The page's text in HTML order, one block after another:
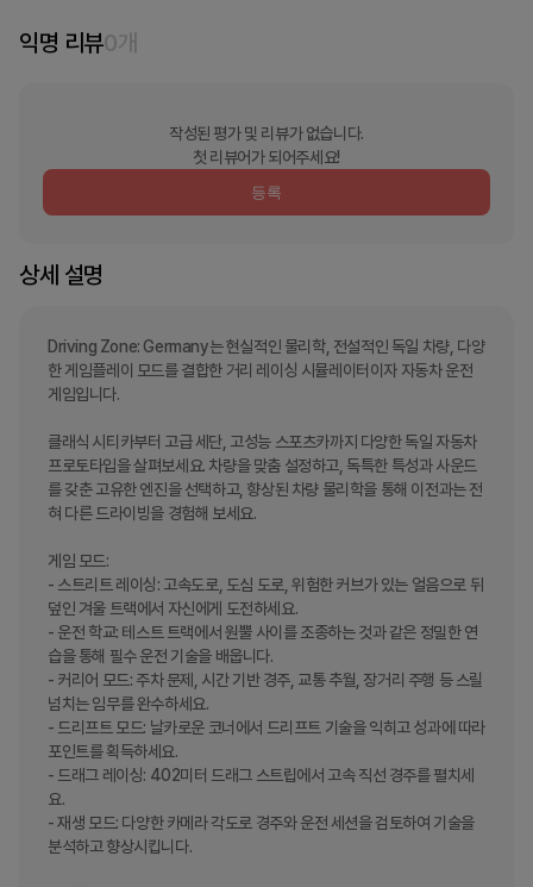
익명 리뷰0개
작성된 평가 및 리뷰가 없습니다.
첫 리뷰어가 되어주세요!
등록
상세 설명
Driving Zone: Germany는 현실적인 물리학, 전설적인 독일 차량, 다양
한 게임플레이 모드를 결합한 거리 레이싱 시뮬레이터이자 자동차 운전
게임입니다.
클래식 시티카부터 고급 세단, 고성능 스포츠카까지 다양한 독일 자동차
프로토타입을 살펴보세요. 차량을 맞춤 설정하고, 독특한 특성과 사운드
를 갖춘 고유한 엔진을 선택하고, 향상된 차량 물리학을 통해 이전과는 전
혀 다른 드라이빙을 경험해 보세요.
게임 모드:
- 스트리트 레이싱: 고속도로, 도심 도로, 위험한 커브가 있는 얼음으로 뒤
덮인 겨울 트랙에서 자신에게 도전하세요.
- 운전 학교: 테스트 트랙에서 원뿔 사이를 조종하는 것과 같은 정밀한 연
습을 통해 필수 운전 기술을 배웁니다.
- 커리어 모드: 주차 문제, 시간 기반 경주, 교통 추월, 장거리 주행 등 스릴
넘치는 임무를 완수하세요.
- 드리프트 모드: 날카로운 코너에서 드리프트 기술을 익히고 성과에 따라
포인트를 획득하세요.
- 드래그 레이싱: 402미터 드래그 스트립에서 고속 직선 경주를 펼치세
요.
- 재생 모드: 다양한 카메라 각도로 경주와 운전 세션을 검토하여 기술을
분석하고 향상시킵니다.